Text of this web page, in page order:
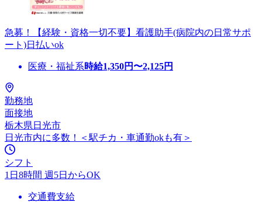
急募！【経験・資格一切不要】看護助手(病院内の日常サポ
ート)日払いok
医療・福祉系時給1,350円〜2,125円
勤務地
面接地
栃木県日光市
日光市内に多数！＜駅チカ・車通勤okも有＞
シフト
1日8時間 週5日からOK
交通費支給